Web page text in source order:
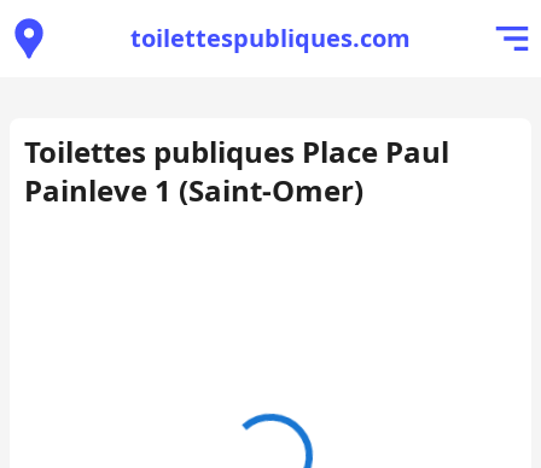
toilettespubliques.com
Toilettes publiques Place Paul
Painleve 1 (Saint-Omer)